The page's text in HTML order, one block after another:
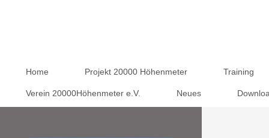
Home Projekt 20000 Höhenmeter Training
Verein 20000Höhenmeter e.V. Neues